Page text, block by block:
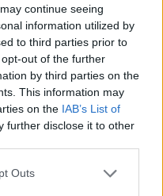
continue seeing
information utilized by
to third parties prior to
out of the further
by third parties on the
This information may
on the IAB’s List of
further disclose it to other
Outs